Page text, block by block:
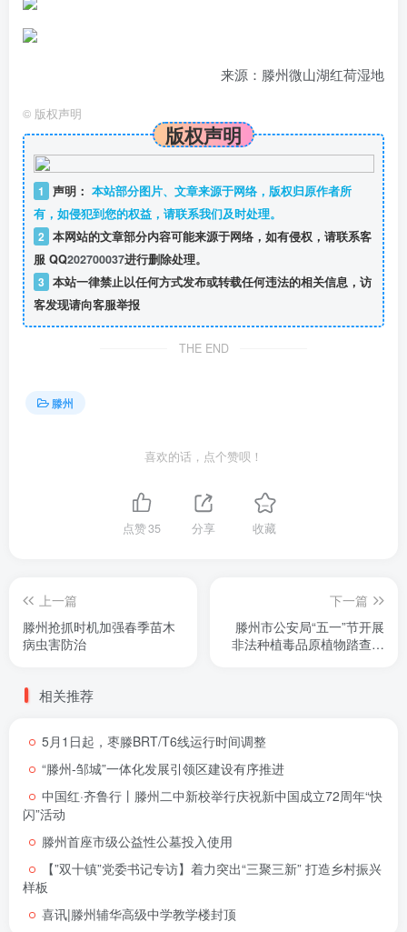
来源：滕州微山湖红荷湿地
© 版权声明
版权声明
1 声明： 本站部分图片、文章来源于网络，版权归原作者所
有，如侵犯到您的权益，请联系我们及时处理。
2 本网站的文章部分内容可能来源于网络，如有侵权，请联系客
服 QQ202700037进行删除处理。
3 本站一律禁止以任何方式发布或转载任何违法的相关信息，访
客发现请向客服举报
THE END
滕州
喜欢的话，点个赞呗！
点赞35 分享 收藏
上一篇
滕州抢抓时机加强春季苗木
病虫害防治
下一篇
滕州市公安局“五一”节开展
非法种植毒品原植物踏查铲
相关推荐
5月1日起，枣滕BRT/T6线运行时间调整
“滕州-邹城”一体化发展引领区建设有序推进
中国红·齐鲁行丨滕州二中新校举行庆祝新中国成立72周年“快
闪”活动
滕州首座市级公益性公墓投入使用
【”双十镇”党委书记专访】着力突出“三聚三新” 打造乡村振兴
样板
喜讯|滕州辅华高级中学教学楼封顶